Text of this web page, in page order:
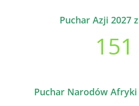
Puchar Azji 2027
151
Puchar Narodów Afryki